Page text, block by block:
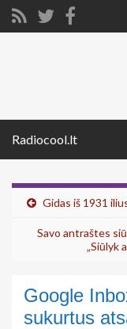
Radiocool.lt
Gidas iš 1931
Savo antraštes
„Siūlyk
Google
sukurtus